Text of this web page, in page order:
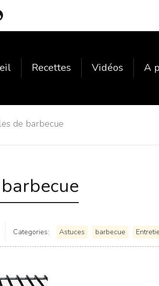
Recettes Vidéos A
de barbecue
Categories: Astuces barbecue